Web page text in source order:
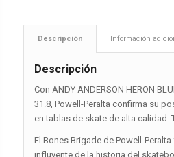
Descripción Información
Descripción
Con ANDY ANDERSON HERON
31.8, Powell-Peralta confirma su
en tablas de skate de alta calidad.
El Bones Brigade de Powell-
influyente de la historia del